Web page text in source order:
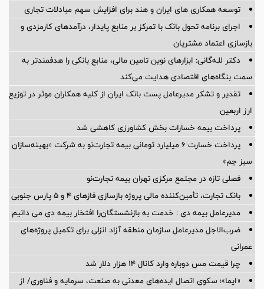
توسعه همکاری های ایران و هند برای افزایش سهم مبادلات تجاری
اجرای برنامه تحول بانک با تمرکز بر منابع پایدار، درآمدهای کارمزدی و
بازسازی اعتماد مشتریان
دکتر للـه‌گانی: ابزارهای نوین تامین مالی، منابع بانکی را هدفمندتر به
سمت بنگاه‌های اقتصادی هدایت می‌کند
تقدیر و تشکر مدیرعامل پست بانک ایران از کلیه همکاران موثر در توزیع
ارز اربعین
پرداخت بیمه خسارات بخش کشاورزی کاهشی شد
پرداخت خسارت ۶ میلیارد تومانی بیمه تجارت‌نو به شرکت «بهینه‌سازان
سبز جم»
فصلی تازه در مجتمع مرکزی تهران بیمه تجارت‌نو
بانک تجارت، تأمین‌کننده مالی پروژه بازسازی فازهای ۴ و ۵ پارس جنوبی
مدیرعامل بیمه دی : خدمت به بازنشستگان‌را افتخار بیمه دی می دانیم
ضرب‌الاجل مدیرعامل سازمان منطقه آزاد انزلی برای تكمیل پروژه‌های
عمرانی
چرا قیمت مس دوباره وارد کانال ۱۴ هزار دلار شد
«ایما»؛ سکوی اتصال ایده‌های معدنی به صنعت، سرمایه و فناوری/ از